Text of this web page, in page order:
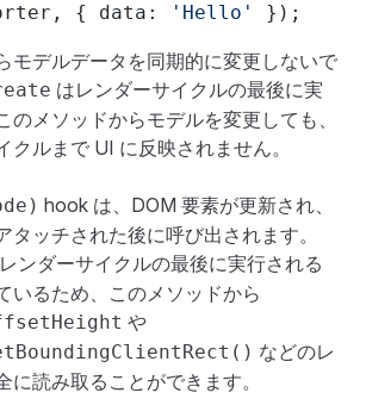
{ data: 'Hello' });
モデルデータを同期的に変更しないで
はレンダーサイクルの最後に実
のメソッドからモデルを変更しても、
クルまで UI に反映されません。
hook は、DOM 要素が更新され、
タッチされた後に呼び出されます。
ンダーサイクルの最後に実行される
いるため、このメソッドから
や
などのレ
に読み取ることができます。